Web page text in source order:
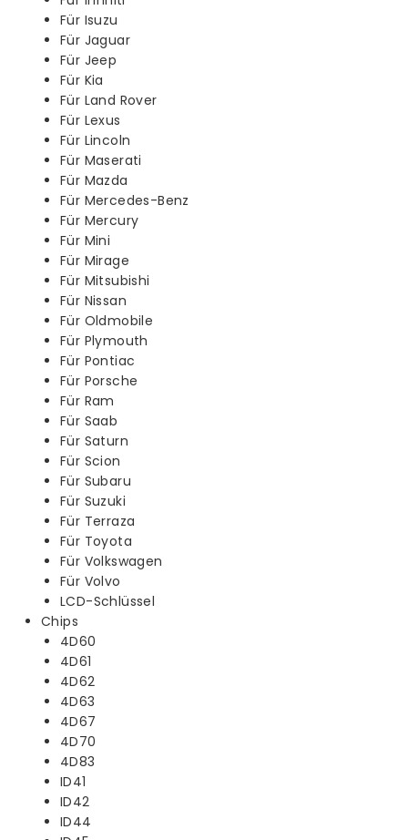
Für Isuzu
Für Jaguar
Für Jeep
Für Kia
Für Land Rover
Für Lexus
Für Lincoln
Für Maserati
Für Mazda
Für Mercedes-Benz
Für Mercury
Für Mini
Für Mirage
Für Mitsubishi
Für Nissan
Für Oldmobile
Für Plymouth
Für Pontiac
Für Porsche
Für Ram
Für Saab
Für Saturn
Für Scion
Für Subaru
Für Suzuki
Für Terraza
Für Toyota
Für Volkswagen
Für Volvo
LCD-Schlüssel
Chips
4D60
4D61
4D62
4D63
4D67
4D70
4D83
ID41
ID42
ID44